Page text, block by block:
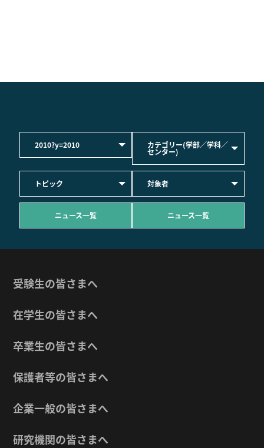
2010?y=2010 カテゴリー(学部／学科／
センター)
トピック 対象者
ニュース一覧 ニュース一覧
受験生の皆さまへ
在学生の皆さまへ
卒業生の皆さまへ
保護者等の皆さまへ
企業一般の皆さまへ
研究機関の皆さまへ